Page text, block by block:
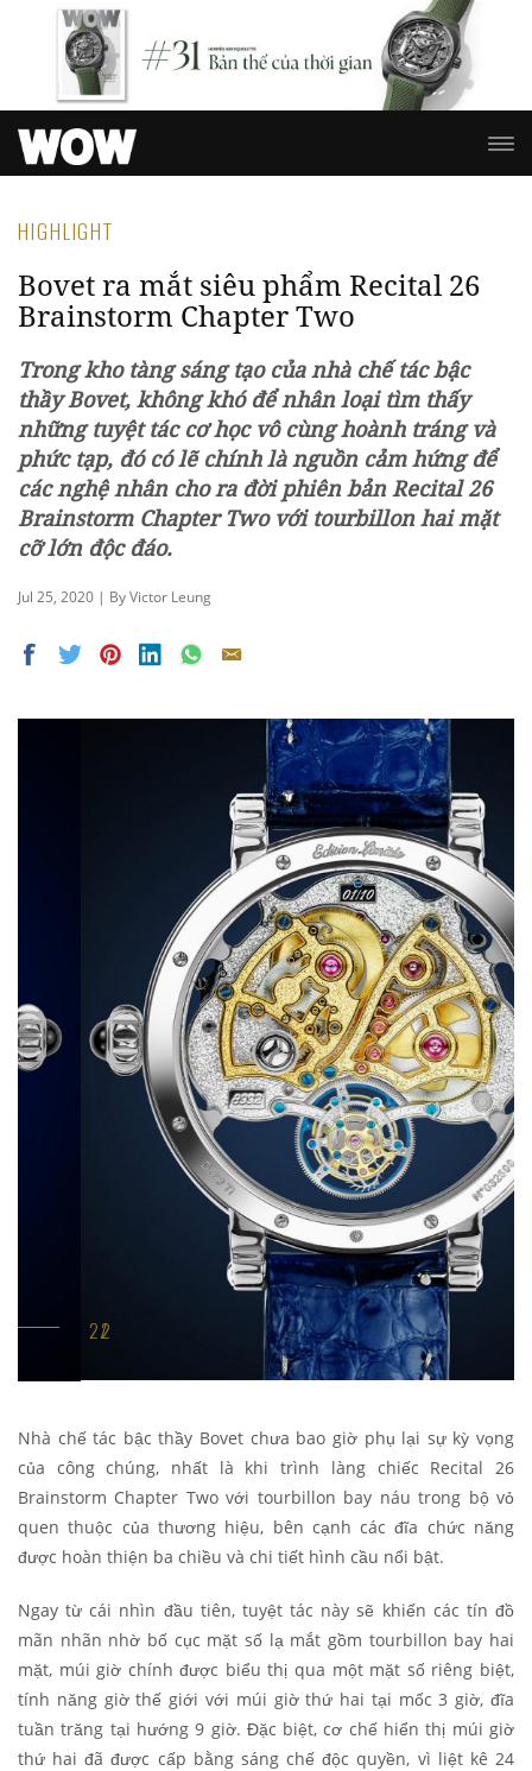
HIGHLIGHT
Bovet ra mắt siêu phẩm Recital 26
Brainstorm Chapter Two
Trong kho tàng sáng tạo của nhà chế tác bậc
thầy Bovet, không khó để nhân loại tìm thấy
những tuyệt tác cơ học vô cùng hoành tráng và
phức tạp, đó có lẽ chính là nguồn cảm hứng để
các nghệ nhân cho ra đời phiên bản Recital 26
Brainstorm Chapter Two với tourbillon hai mặt
cỡ lớn độc đáo.
Jul 25, 2020 | By Victor Leung
Nhà chế tác bậc thầy Bovet chưa bao giờ phụ lại sự kỳ vọng
của công chúng, nhất là khi trình làng chiếc Recital 26
Brainstorm Chapter Two với tourbillon bay náu trong bộ vỏ
quen thuộc của thương hiệu, bên cạnh các đĩa chức năng
được hoàn thiện ba chiều và chi tiết hình cầu nổi bật.
Ngay từ cái nhìn đầu tiên, tuyệt tác này sẽ khiến các tín đồ
mãn nhãn nhờ bố cục mặt số lạ mắt gồm tourbillon bay hai
mặt, múi giờ chính được biểu thị qua một mặt số riêng biệt,
tính năng giờ thế giới với múi giờ thứ hai tại mốc 3 giờ, đĩa
tuần trăng tại hướng 9 giờ. Đặc biệt, cơ chế hiển thị múi giờ
thứ hai đã được cấp bằng sáng chế độc quyền, vì liệt kê 24